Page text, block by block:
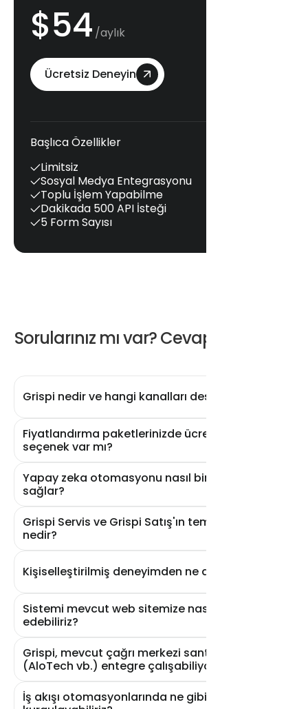
$54 /aylık
Ücretsiz Deneyin
Başlıca Özellikler
Limitsiz
Sosyal Medya Entegrasyonu
Toplu İşlem Yapabilme
Dakikada 500 API İsteği
5 Form Sayısı
Sorularınız mı var? Cevaplarımız var
Grispi nedir ve hangi kanalları destekler?
Fiyatlandırma paketlerinizde ücretsiz bir
seçenek var mı?
Yapay zeka otomasyonu nasıl bir verimlilik
sağlar?
Grispi Servis ve Grispi Satış'ın temel farkı
nedir?
Kişiselleştirilmiş deneyimden ne anlamalıyız?
Sistemi mevcut web sitemize nasıl entegre
edebiliriz?
Grispi, mevcut çağrı merkezi santralimizle
(AloTech vb.) entegre çalışabiliyor mu?
İş akışı otomasyonlarında ne gibi senaryolar